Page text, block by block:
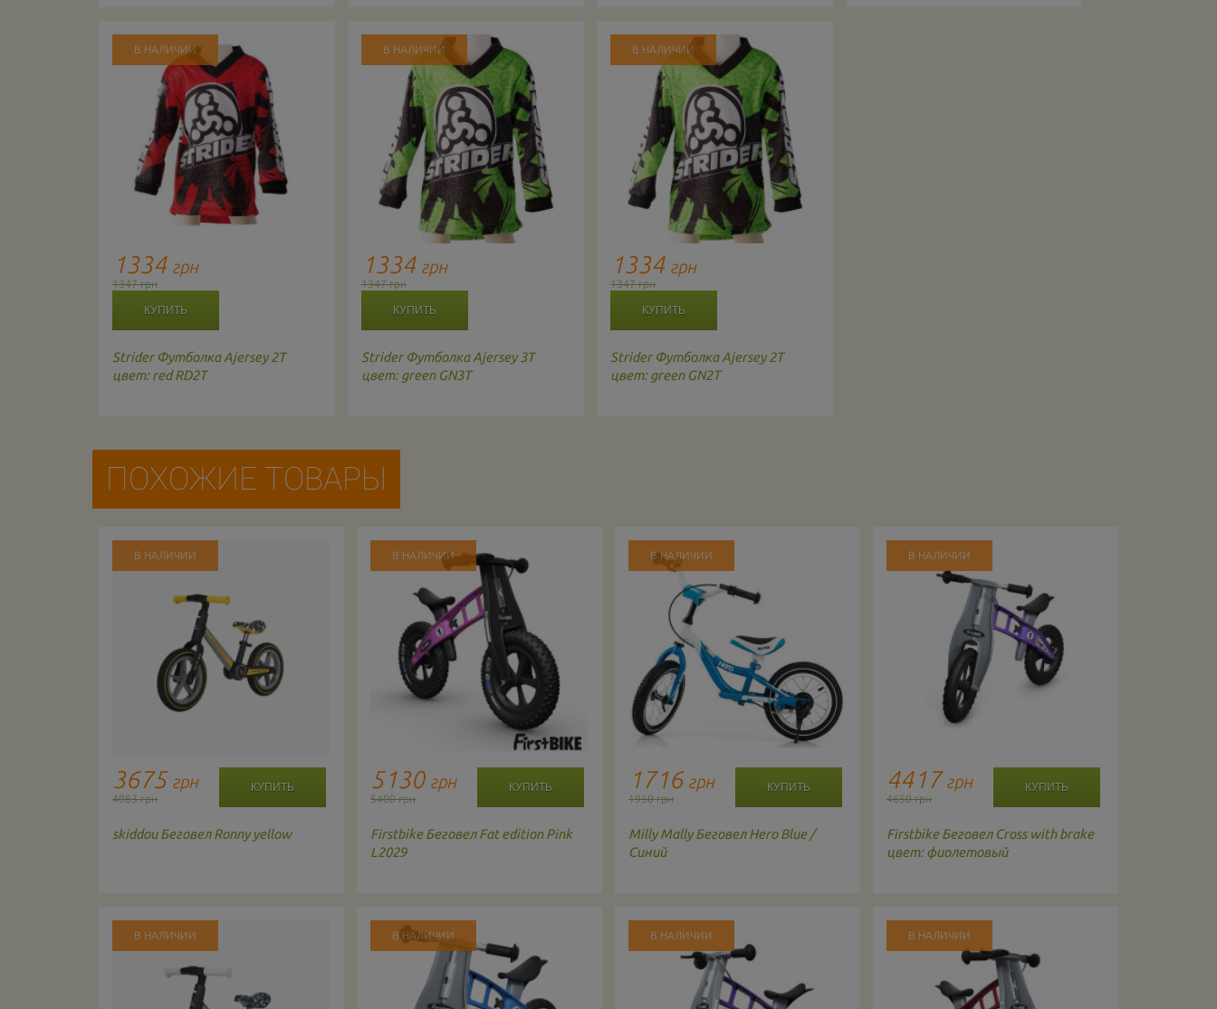
В НАЛИЧИИ
1334 грн
1347 грн
Strider Футболка Ajersey 2T
цвет: red RD2T
В НАЛИЧИИ
1334 грн
1347 грн
Strider Футболка Ajersey 3T
цвет: green GN3T
В НАЛИЧИИ
1334 грн
1347 грн
Strider Футболка Ajersey 2T
цвет: green GN2T
ПОХОЖИЕ ТОВАРЫ
В НАЛИЧИИ
3675 грн
4083 грн
skiddou Беговел Ronny yellow
В НАЛИЧИИ
В НАЛИЧИИ
5130 грн
5400 грн
Firstbike Беговел Fat edition Pink
L2029
В НАЛИЧИИ
В НАЛИЧИИ
1716 грн
1950 грн
Milly Mally Беговел Hero Blue /
Синий
В НАЛИЧИИ
В НАЛИЧИИ
4417грн
4650 грн
Firstbike Беговел Cross with brake
цвет: фиолетовый
В НАЛИЧИИ